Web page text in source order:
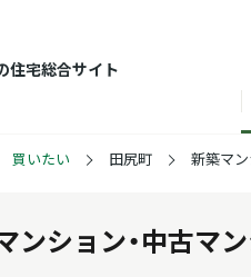
住宅総合サイト
買いたい 田尻町 新築マン
ンション・中古マ